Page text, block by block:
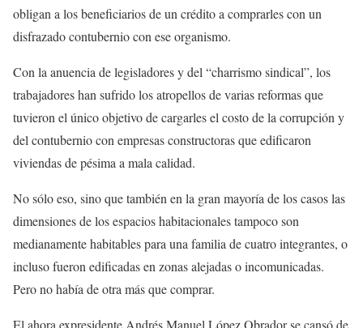
obligan a los beneficiarios de un crédito a comprarles con un
disfrazado contubernio con ese organismo.
Con la anuencia de legisladores y del “charrismo sindical”, los
trabajadores han sufrido los atropellos de varias reformas que
tuvieron el único objetivo de cargarles el costo de la corrupción y
del contubernio con empresas constructoras que edificaron
viviendas de pésima a mala calidad.
No sólo eso, sino que también en la gran mayoría de los casos las
dimensiones de los espacios habitacionales tampoco son
medianamente habitables para una familia de cuatro integrantes, o
incluso fueron edificadas en zonas alejadas o incomunicadas.
Pero no había de otra más que comprar.
El ahora expresidente Andrés Manuel López Obrador se cansó de